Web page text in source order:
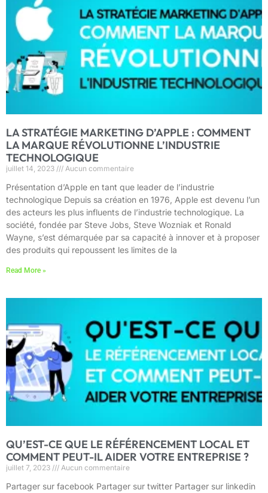
LA STRATÉGIE MARKETING D’APPLE : COMMENT
LA MARQUE RÉVOLUTIONNE L’INDUSTRIE
TECHNOLOGIQUE
juillet 14, 2023 Aucun commentaire
Présentation d’Apple en tant que leader de l’industrie
technologique Depuis sa création en 1976, Apple est devenu l’un
des acteurs les plus influents de l’industrie technologique. La
société, fondée par Steve Jobs, Steve Wozniak et Ronald
Wayne, s’est démarquée par sa capacité à innover et à proposer
des produits qui repoussent les limites de la
Read More »
QU’EST-CE QUE LE RÉFÉRENCEMENT LOCAL ET
COMMENT PEUT-IL AIDER VOTRE ENTREPRISE ?
juillet 7, 2023 Aucun commentaire
Partager sur facebook Partager sur twitter Partager sur linkedin